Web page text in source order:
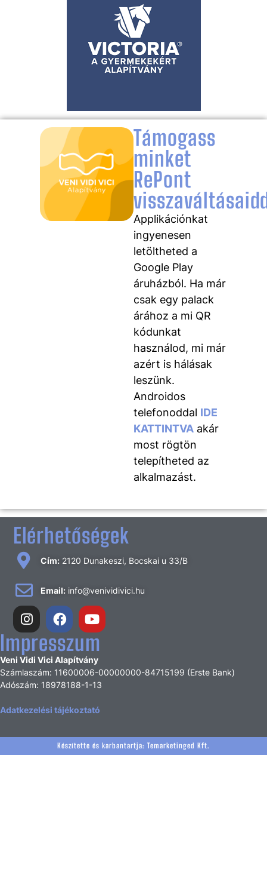
Támogass
minket
RePont
Applikációnkat
ingyenesen
letöltheted a
Google Play
áruházból. Ha már
csak egy palack
árához a mi QR
kódunkat
használod, mi már
azért is hálásak
leszünk.
Androidos
telefonoddal IDE
KATTINTVA akár
most rögtön
telepítheted az
alkalmazást.
Elérhetőségek
Cím: 2120 Dunakeszi, Bocskai u 33/B
Email: info@venividivici.hu
Impresszum
Veni Vidi Vici Alapítvány
Számlaszám: 11600006-00000000-84715199 (Erste Bank)
Adószám: 18978188-1-13
Adatkezelési tájékoztató
Készítette és karbantartja: Temarketinged Kft.